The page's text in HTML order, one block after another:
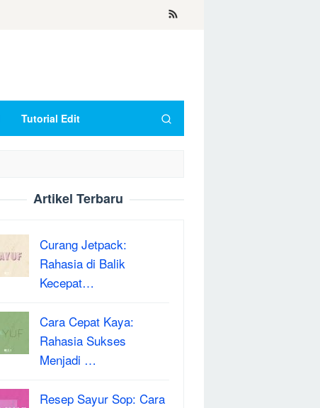
Tutorial Edit
Artikel Terbaru
Curang Jetpack:
Rahasia di Balik
Kecepat…
Cara Cepat Kaya:
Rahasia Sukses
Menjadi …
Resep Sayur Sop: Cara